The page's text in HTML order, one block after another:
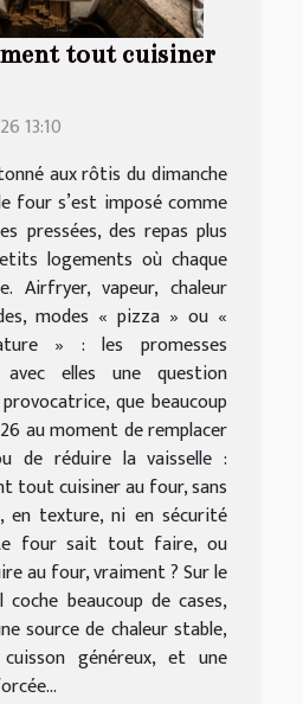
tout cuisiner
13:10
aux rôtis du dimanche
four s’est imposé comme
pressées, des repas plus
logements où chaque
Airfryer, vapeur, chaleur
modes « pizza » ou «
» : les promesses
elles une question
que beaucoup
au moment de remplacer
de réduire la vaisselle :
tout cuisiner au four, sans
en texture, ni en sécurité
four sait tout faire, ou
au four, vraiment ? Sur le
coche beaucoup de cases,
source de chaleur stable,
généreux, et une